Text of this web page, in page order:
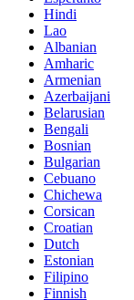
Hindi
Lao
Albanian
Amharic
Armenian
Azerbaijani
Belarusian
Bengali
Bosnian
Bulgarian
Cebuano
Chichewa
Corsican
Croatian
Dutch
Estonian
Filipino
Finnish